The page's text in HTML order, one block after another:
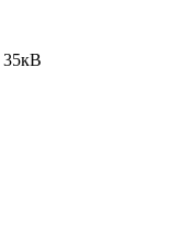
35кВ